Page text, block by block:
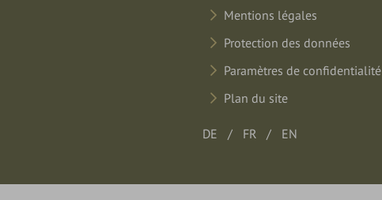
Mentions légales
Protection des données
Paramètres de confidentialité
Plan du site
DE FR EN